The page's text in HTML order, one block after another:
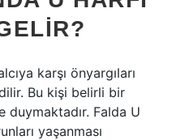
karşı önyargıları
Bu kişi belirli bir
duymaktadır. Falda U
yaşanması